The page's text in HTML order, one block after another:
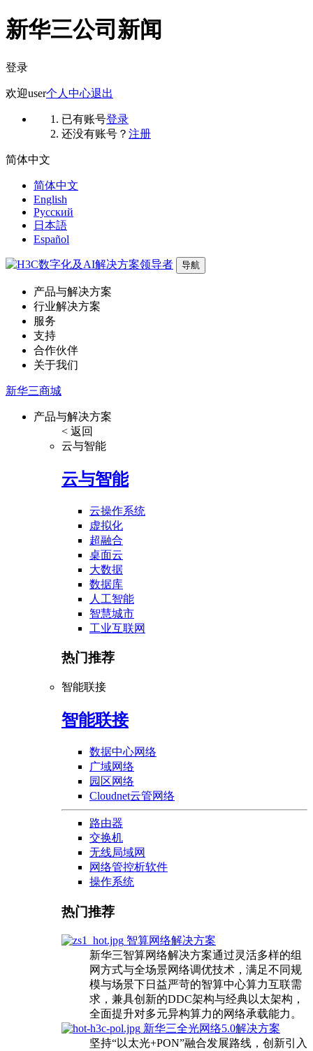
新华三公司新闻
登录
欢迎user个人中心退出
已有账号登录
还没有账号？ 注册
简体中文
简体中文
English
Русский
日本語
Español
导航
产品与解决方案
行业解决方案
服务
支持
合作伙伴
关于我们
新华三商城
产品与解决方案
< 返回
云与智能
云与智能
云操作系统
虚拟化
超融合
桌面云
大数据
数据库
人工智能
智慧城市
工业互联网
热门推荐
智能联接
智能联接
数据中心网络
广域网络
园区网络
Cloudnet云管网络
路由器
交换机
无线局域网
网络管控析软件
操作系统
热门推荐
智算网络解决方案
新华三智算网络解决方案通过灵活多样的组
网方式与全场景网络调优技术，满足不同规
模与场景下日益严苛的智算中心算力互联需
求，兼具创新的DDC架构与经典以太架构，
全面提升对多元异构算力的网络承载能力。
新华三全光网络5.0解决方案
坚持“以太光+PON”融合发展路线，创新引入